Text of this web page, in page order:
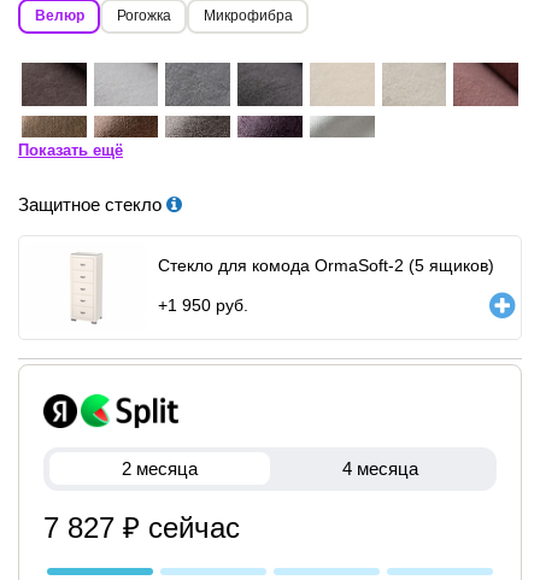
Велюр Рогожка Микрофибра
Показать ещё
Защитное стекло
Стекло для комода OrmaSoft-2 (5 ящиков)
+1 950 руб.
2 месяца 4 месяца
7 827 ₽ сейчас